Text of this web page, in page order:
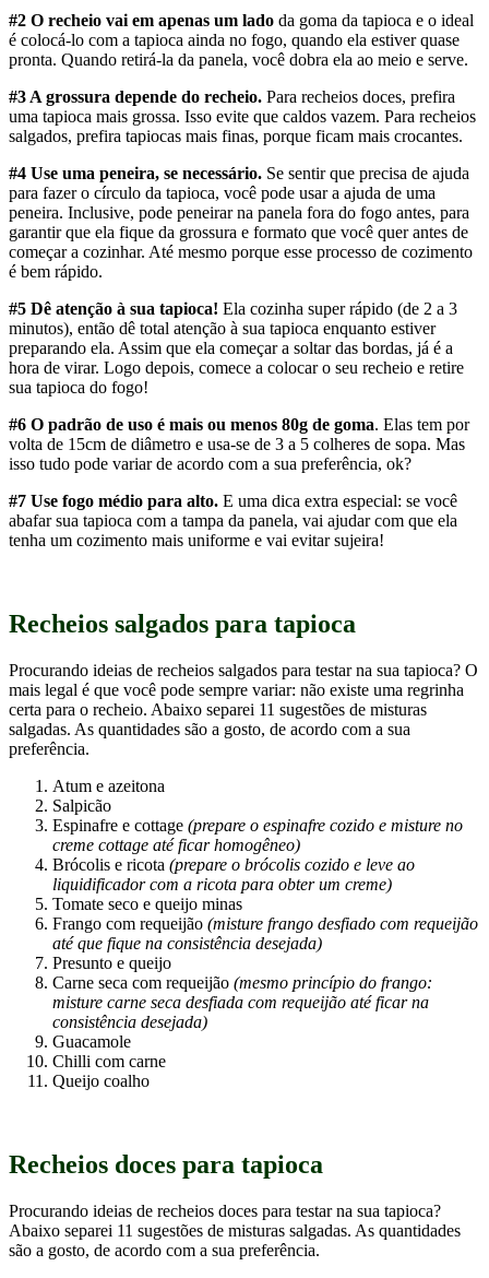
#4 Use uma peneira, se necessário.
Se sentir que precisa de ajuda
para fazer o círculo da tapioca, você pode usar a ajuda de uma
peneira. Inclusive, pode peneirar na panela fora do fogo antes, para
garantir que ela fique da grossura e formato que você quer antes de
começar a cozinhar. Até mesmo porque esse processo de cozimento
é bem rápido.
#5 Dê atenção à sua tapioca!Ela cozinha super rápido (de 2 a 3
minutos), então dê total atenção à sua tapioca enquanto estiver
preparando ela. Assim que ela começar a soltar das bordas, já é a
hora de virar. Logo depois, comece a colocar o seu recheio e retire
sua tapioca do fogo!
#6 O padrão de uso é mais ou menos 80g de goma. Elas tem por
volta de 15cm de diâmetro e usa-se de 3 a 5 colheres de sopa. Mas
isso tudo pode variar de acordo com a sua preferência, ok?
#7 Use fogo médio para alto.E uma dica extra especial: se você
abafar sua tapioca com a tampa da panela, vai ajudar com que ela
tenha um cozimento mais uniforme e vai evitar sujeira!
Recheios salgados para tapioca
Procurando ideias de recheios salgados para testar na sua tapioca? O
mais legal é que você pode sempre variar: não existe uma regrinha
certa para o recheio. Abaixo separei 11 sugestões de misturas
Atum e azeitona
Espinafre e cottage
(prepare o espinafre cozido e misture no
creme cottage até ficar homogêneo)
Brócolis e ricota(prepare o brócolis cozido e leve ao
liquidificador com a ricota para obter um creme)
Tomate seco e queijo minas
Frango com requeijão
até que fique na consistência desejada)
Presunto e queijo
Carne seca com requeijão(mesmo princípio do frango:
misture carne seca desfiada com requeijão até ficar na
consistência desejada)
Guacamole
Chilli com carne
Queijo coalho
Recheios doces para tapioca
Procurando ideias de recheios doces para testar na sua tapioca?
Abaixo separei 11 sugestões de misturas salgadas. As quantidades
são a gosto, de acordo com a sua preferência.
Queijo e doce de leite(sugestão bem mineira, rs!)
Brigadeiro e morango
(faça o brigadeiro antes, no ponto de
brigadeiro de colher)
Frutas e leite condensado(sugiro usar frutas da estação ou
aquelas que de sua preferência)
Romeu e Julieta (queijo e goiabada)